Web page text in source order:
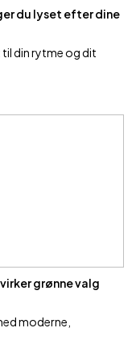
du lyset efter dine
din rytme og dit
grønne valg
moderne,